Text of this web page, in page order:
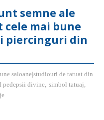
semne ale
cele mai bune
piercinguri din
saloane|studiouri de tatuat din
pedepsii divine, simbol tatuaj,